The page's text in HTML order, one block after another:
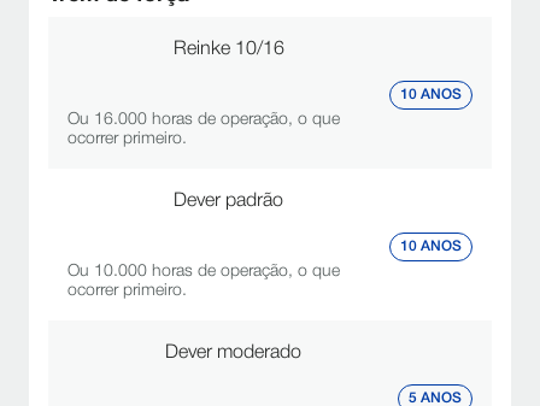
Reinke 10/16
Ou 16.000 horas de operação, o que
ocorrer primeiro.
10 ANOS
Dever padrão
Ou 10.000 horas de operação, o que
ocorrer primeiro.
10 ANOS
Dever moderado
5 ANOS